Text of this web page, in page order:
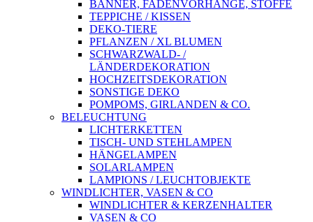
BANNER, FADENVORHÄNGE, STOFFE
TEPPICHE / KISSEN
DEKO-TIERE
PFLANZEN / XL BLUMEN
SCHWARZWALD- /
LÄNDERDEKORATION
HOCHZEITSDEKORATION
SONSTIGE DEKO
POMPOMS, GIRLANDEN & CO.
BELEUCHTUNG
LICHTERKETTEN
TISCH- UND STEHLAMPEN
HÄNGELAMPEN
SOLARLAMPEN
LAMPIONS / LEUCHTOBJEKTE
WINDLICHTER, VASEN & CO
WINDLICHTER & KERZENHALTER
VASEN & CO